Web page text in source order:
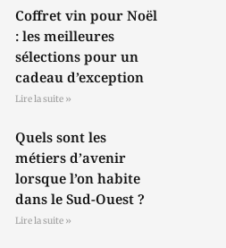
Coffret vin pour Noël
: les meilleures
sélections pour un
cadeau d’exception
Lire la suite »
Quels sont les
métiers d’avenir
lorsque l’on habite
dans le Sud-Ouest ?
Lire la suite »